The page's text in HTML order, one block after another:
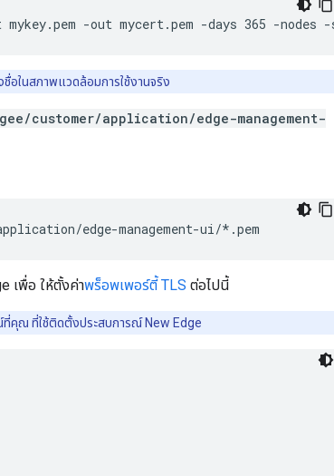
-out mycert.pem -days 365 -nodes
อในสภาพแวดล้อมการใช้งานจริง
customer/application/edge-management-
edge-management-ui/*.pem
เพื่อ ให้ตั้งค่าพร็อพเพอร์ตี้ TLS ต่อไปนี้
คุณ ที่ใช้ติดตั้งประสบการณ์ New Edge